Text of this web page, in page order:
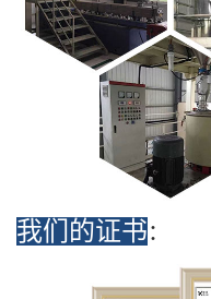
我们的证书：